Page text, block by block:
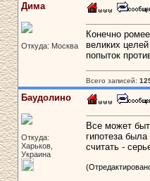
Дима
Откуда: Москва
Конечно
великих
попыток
Всего записей:
Баудолино
Откуда:
Харьков,
Украина
Все может
гипотеза
считать -